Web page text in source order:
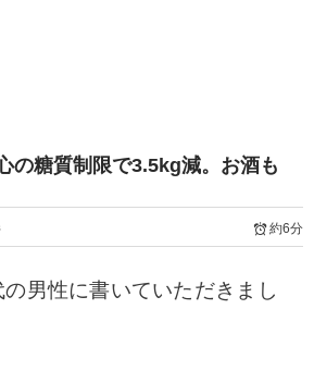
の糖質制限で3.5kg減。お酒も
約6分
男性に書いていただきまし